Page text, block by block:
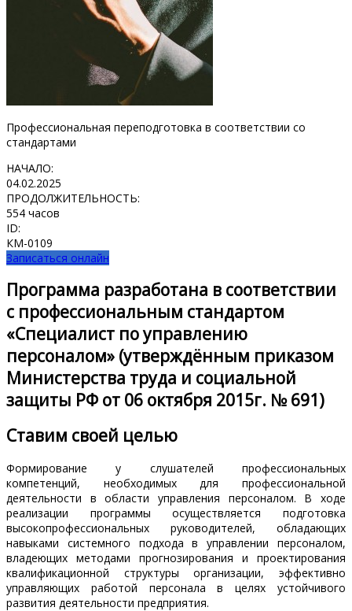
Профессиональная переподготовка в соответствии со
стандартами
НАЧАЛО:
04.02.2025
ПРОДОЛЖИТЕЛЬНОСТЬ:
554 часов
ID:
КМ-0109
Записаться онлайн
Программа разработана в соответствии
с профессиональным стандартом
«Специалист по управлению
персоналом» (утверждённым приказом
Министерства труда и социальной
защиты РФ от 06 октября 2015г. № 691)
Ставим своей целью
Формирование у слушателей профессиональных
компетенций, необходимых для профессиональной
деятельности в области управления персоналом. В ходе
реализации программы осуществляется подготовка
высокопрофессиональных руководителей, обладающих
навыками системного подхода в управлении персоналом,
владеющих методами прогнозирования и проектирования
квалификационной структуры организации, эффективно
управляющих работой персонала в целях устойчивого
развития деятельности предприятия.